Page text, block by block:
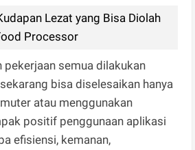
Lezat yang Bisa Diolah
Processor
semua dilakukan
bisa diselesaikan hanya
atau menggunakan
positif penggunaan aplikasi
efisiensi, kemanan,